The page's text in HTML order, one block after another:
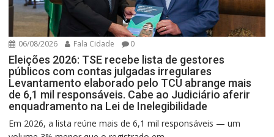
06/08/2026 Fala Cidade 0
Eleições 2026: TSE recebe lista de gestores
públicos com contas julgadas irregulares
Levantamento elaborado pelo TCU abrange mais
de 6,1 mil responsáveis. Cabe ao Judiciário aferir
enquadramento na Lei de Inelegibilidade
Em 2026, a lista reúne mais de 6,1 mil responsáveis — um